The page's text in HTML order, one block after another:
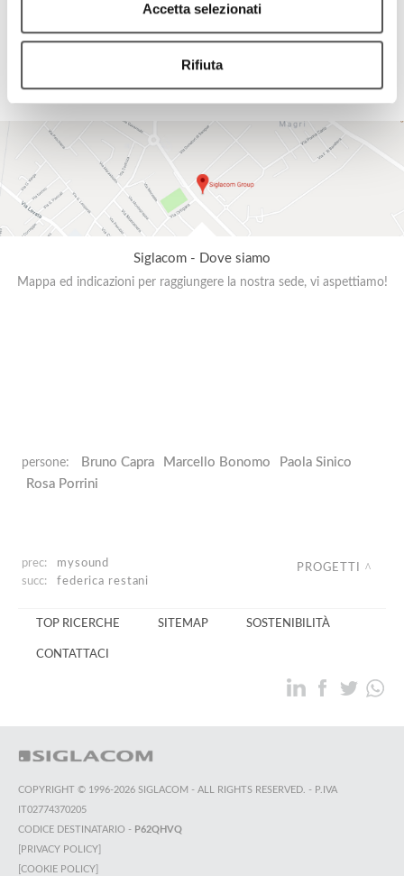
Accetta selezionati
Rifiuta
vostra disposizione.
Siglacom - Dove siamo
Mappa ed indicazioni per raggiungere la nostra sede, vi aspettiamo!
persone: Bruno Capra Marcello Bonomo
Paola Sinico
Rosa Porrini
prec:
mysound
succ:
federica restani
PROGETTI
TOP RICERCHE SITEMAP SOSTENIBILITÀ
CONTATTACI
COPYRIGHT © 1996-2026 SIGLACOM - ALL RIGHTS RESERVED. - P.IVA
IT02774370205
CODICE DESTINATARIO - P62QHVQ
[PRIVACY POLICY]
[COOKIE POLICY]